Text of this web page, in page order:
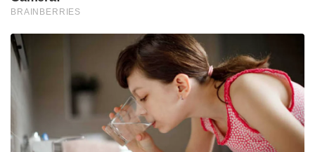
ആയിരിക്കാം . എങ്കിലും സേവാഗ് , ലോക പ്രശസ്ത
കളിപറച്ചിൽക്കാർക്ക് സ്റ്റാൻഡ് ആൻഡ് ഡെലിവർ
എന്ന രണ്ടുവാക്കുകളിൽ വിശേഷിപ്പിക്കാൻ മാത്രം
സമയം കൊടുത്ത ആ വന്യമായ ഷോട്ടുകൾക്ക്
ഇനിയും കാലമുണ്ടായിരുന്നു ..
ക്രിക്കറ്റ് പണ്ഡിതന്മാരുടെ ഗുഡ് ബുക്കിൽ ഇടം